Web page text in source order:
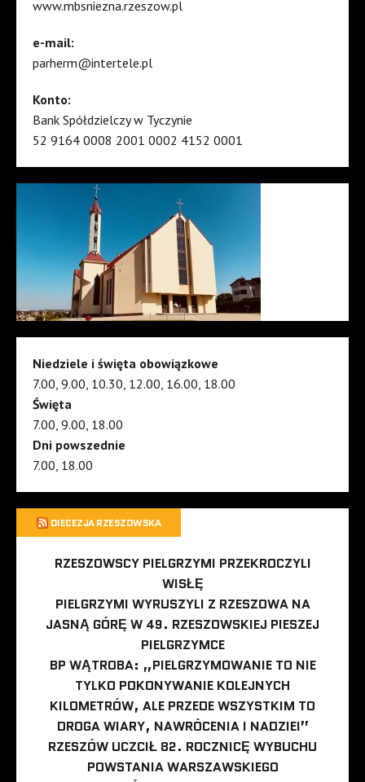
www.mbsniezna.rzeszow.pl
e-mail:
parherm@intertele.pl
Konto:
Bank Spółdzielczy w Tyczynie
52 9164 0008 2001 0002 4152 0001
Niedziele i święta obowiązkowe
7.00, 9.00, 10.30, 12.00, 16.00, 18.00
Święta
7.00, 9.00, 18.00
Dni powszednie
7.00, 18.00
DIECEZJA RZESZOWSKA
RZESZOWSCY PIELGRZYMI PRZEKROCZYLI
WISŁĘ
PIELGRZYMI WYRUSZYLI Z RZESZOWA NA
JASNĄ GÓRĘ W 49. RZESZOWSKIEJ PIESZEJ
PIELGRZYMCE
BP WĄTROBA: „PIELGRZYMOWANIE TO NIE
TYLKO POKONYWANIE KOLEJNYCH
KILOMETRÓW, ALE PRZEDE WSZYSTKIM TO
DROGA WIARY, NAWRÓCENIA I NADZIEI”
RZESZÓW UCZCIŁ 82. ROCZNICĘ WYBUCHU
POWSTANIA WARSZAWSKIEGO